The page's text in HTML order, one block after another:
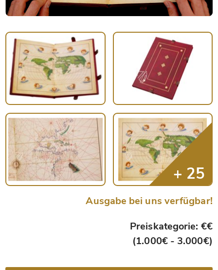
Ausgabe bei uns verfügbar!
Preiskategorie: €€
(1.000€ - 3.000€)